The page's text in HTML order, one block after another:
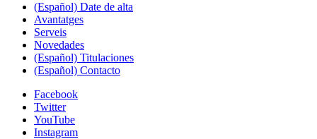
(Español) Date de alta
Avantatges
Serveis
Novedades
(Español) Titulaciones
(Español) Contacto
Facebook
Twitter
YouTube
Instagram